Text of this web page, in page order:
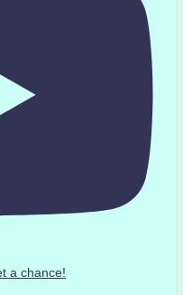
a chance!